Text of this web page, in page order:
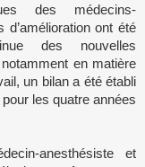
des médecins-
ont été
des nouvelles
en matière
un bilan a été établi
pour les quatre années
anesthésiste et